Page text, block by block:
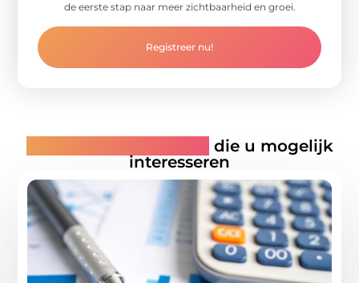
de eerste stap naar meer zichtbaarheid en groei.
Registreer nu!
die u mogelijk
interesseren